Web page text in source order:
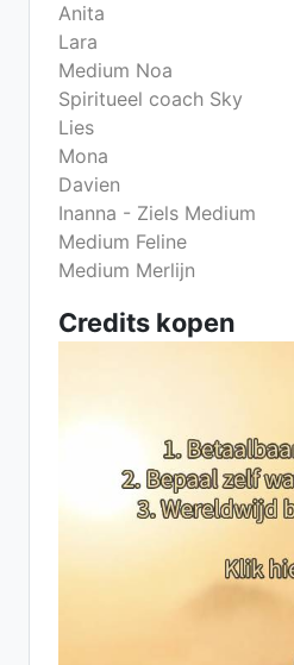
Anita
Lara
Medium Noa
Spiritueel coach Sky
Lies
Mona
Davien
Inanna - Ziels Medium
Medium Feline
Medium Merlijn
Credits kopen